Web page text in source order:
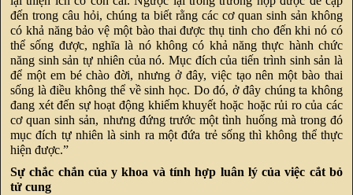
đến trong câu hỏi, chúng ta biết rằng các cơ quan sinh sản không
có khả năng bảo vệ một bào thai được thụ tinh cho đến khi nó có
thể sống được, nghĩa là nó không có khả năng thực hành chức
năng sinh sản tự nhiên của nó. Mục đích của tiến trình sinh sản là
để một em bé chào đời, nhưng ở đây, việc tạo nên một bào thai
sống là điều không thể về sinh học. Do đó, ở đây chúng ta không
đang xét đến sự hoạt động khiếm khuyết hoặc hoặc rủi ro của các
cơ quan sinh sản, nhưng đứng trước một tình huống mà trong đó
mục đích tự nhiên là sinh ra một đứa trẻ sống thì không thể thực
hiện được.”
Sự chắc chắn của y khoa và tính hợp luân lý của việc cắt bỏ
tử cung